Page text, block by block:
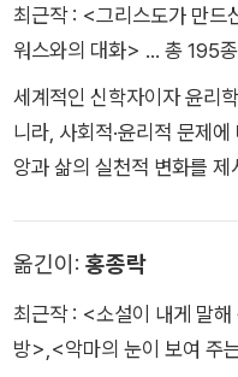
하다. 그는 이 책에서 평이
아냈다. 대부모로서 대자인
마치 저자가 자신에게 말하
한 편 읽을수록 신의 성품
일인지 느낀다. 차분히 앉
최근작 : <그리스도가 만드
워스와의 대화> … 총 195종
세계적인 신학자이자 윤리
니라, 사회적·윤리적 문제
앙과 삶의 실천적 변화를
사학위를 받았다. 어거스
터데임대학교(University
며, 듀크대학교 신학대학
옮긴이: 홍종락
최근작 : <소설이 내게 말
방> <악마의 눈이 보여 주